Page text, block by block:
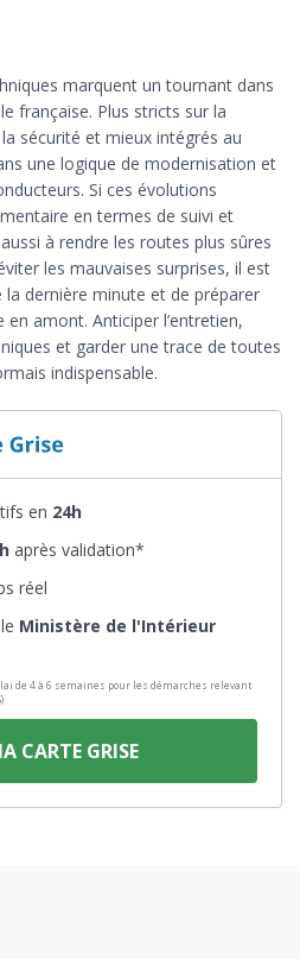
marquent un tournant dans
française. Plus stricts sur la
sécurité et mieux intégrés au
une logique de modernisation et
Si ces évolutions
en termes de suivi et
à rendre les routes plus sûres
les mauvaises surprises, il est
dernière minute et de préparer
amont. Anticiper l’entretien,
et garder une trace de toutes
indispensable.
en 24h
après validation*
réel
Ministère de l'Intérieur
de 4 à 6 semaines pour les démarches relevant
CARTE GRISE